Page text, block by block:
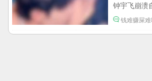
进入全球经济寒冬期了，为了经济
体都拼命搞钱了。
1岁宝宝碰坏纸巾盒三亚酒店索赔924
还记得碰瓷这个词的字面意思吗？
钟宇飞崩溃
加吻戏
钱难赚屎难